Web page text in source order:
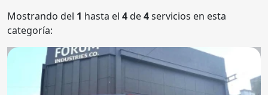
Mostrando del 1 hasta el 4de4servicios en esta
categoría: